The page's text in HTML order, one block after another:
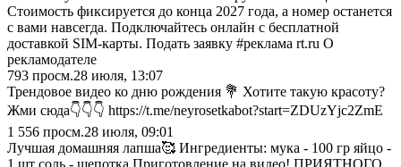
Стоимость фиксируется до конца 2027 года, а номер останется
с вами навсегда. Подключайтесь онлайн с бесплатной
доставкой SIM-карты. Подать заявку #реклама rt.ru О
рекламодателе
793 просм.28 июля, 13:07
Трендовое видео ко дню рождения 💐 Хотите такую красоту?
Жми сюда👇👇👇 https://t.me/neyrosetkabot?start=ZDUzYjc2ZmE
1 556 просм.28 июля, 09:01
Лучшая домашняя лапша🥰 Ингредиенты: мука - 100 гр яйцо -
1 шт соль - щепотка Приготовление на видео! ПРИЯТНОГО